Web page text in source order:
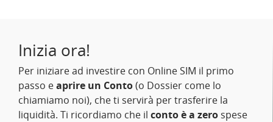
Inizia ora!
Per iniziare ad investire con Online SIM il primo
passo eaprire un Conto(o Dossier come lo
chiamiamo noi), che ti servirà per trasferire la
liquidità. Ti ricordiamo che il conto è a zero spese